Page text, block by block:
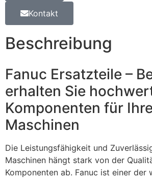
Kontakt
Beschreibung
Fanuc Ersatzteile –
erhalten Sie
Komponenten für
Maschinen
Die Leistungsfähigkeit und
Maschinen hängt stark von der
Komponenten ab. Fanuc ist einer der